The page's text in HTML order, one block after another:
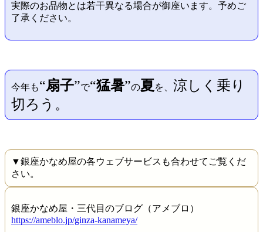
実際のお品物とは若干異なる場合が御座います。予めご
了承ください。
今年も“扇子”で“猛暑”の夏 を、 涼しく乗り
切ろう。
▼銀座かなめ屋の各ウェブサービスも合わせてご覧くだ
さい。
銀座かなめ屋・三代目のブログ（アメブロ）
https://ameblo.jp/ginza-kanameya/